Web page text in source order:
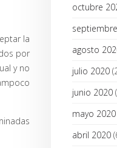
la
por
y no
octubre
agosto
julio 2020
junio 2020
mayo 2020
abril 2020